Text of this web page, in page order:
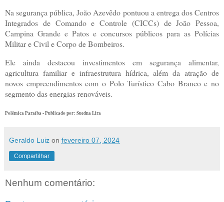
Na segurança pública, João Azevêdo pontuou a entrega dos Centros
Integrados de Comando e Controle (CICCs) de João Pessoa,
Campina Grande e Patos e concursos públicos para as Polícias
Militar e Civil e Corpo de Bombeiros.
Ele ainda destacou investimentos em segurança alimentar,
agricultura familiar e infraestrutura hídrica, além da atração de
novos empreendimentos com o Polo Turístico Cabo Branco e no
segmento das energias renováveis.
Polêmica Paraíba - Publicado por: Suedna Lira
Geraldo Luiz on fevereiro 07, 2024
Compartilhar
Nenhum comentário: